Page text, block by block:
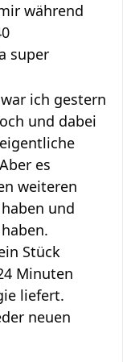
während
super
ich gestern
und dabei
Aber es
weiteren
und
Stück
Minuten
liefert.
neuen